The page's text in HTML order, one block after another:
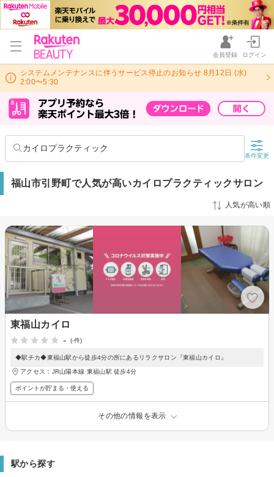
会員登録 ログイン
システムメンテナンスに伴うサービス停止のお知らせ 8月12日 (水)
2:00〜5:30
カイロプラクティック
条件変更
福山市引野町で人気が高いカイロプラクティックサロン
人気が高い順
東福山カイロ
-
(-件)
◆駅チカ◆東福山駅から徒歩4分の所にあるリラクサロン『東福山カイロ』
アクセス：JR山陽本線 東福山駅 徒歩4分
ポイントが貯まる・使える
その他の情報を表示
駅から探す